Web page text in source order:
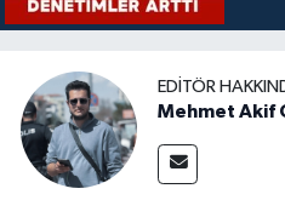
EDITÖR
Mehmet Akif